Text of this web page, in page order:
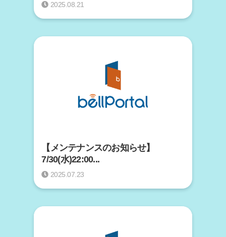
2025.08.21
【メンテナンスのお知らせ】
7/30(水)22:00...
2025.07.23